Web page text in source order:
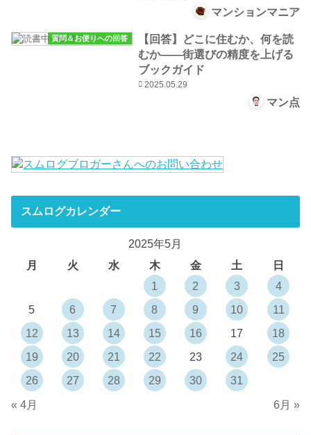
マンションマニア
質問＆お便りへの回答
【回答】どこに住むか、何を読
むか――街選びの精度を上げる
ブックガイド
2025.05.29
マン点
スムログカレンダー
2025年5月
月
火 水 木 金 土
日
1
2 3
4
5
6 7 8 9 10
11
12
13 14 15 16 17
18
19
20 21 22 23 24
25
26
27 28 29 30
31
« 4月
6月 »